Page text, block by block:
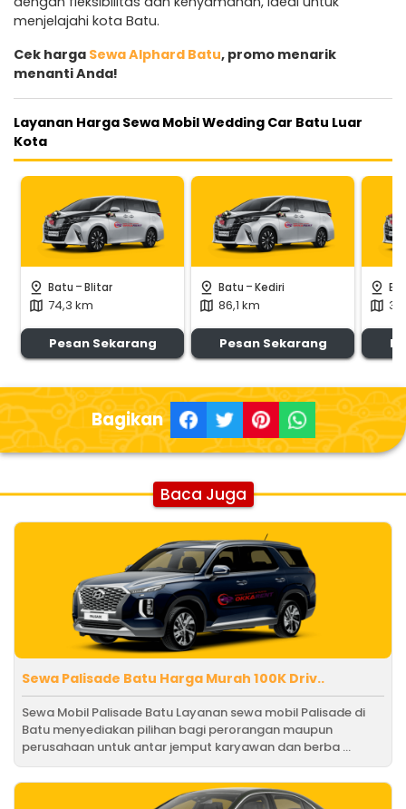
menjelajahi kota Batu.
Cek harga Sewa Alphard Batu, promo menarik
menanti Anda!
Layanan Harga Sewa Mobil Wedding Car Batu Luar
Kota
pin_drop Batu -Blitar
map 74,3 km
Pesan Sekarang
pin_drop Batu -Kediri
map 86,1 km
Pesan Sekarang
pin_drop
map
Bagikan
Baca Juga
Sewa Palisade Batu Harga Murah 100K Driv..
Sewa Mobil Palisade Batu Layanan sewa mobil Palisade di
Batu menyediakan pilihan bagi perorangan maupun
perusahaan untuk antar jemput karyawan dan berba ...